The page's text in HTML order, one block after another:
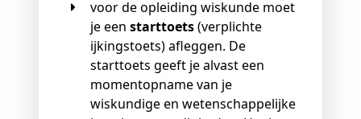
voor de opleiding wiskunde moet
je een starttoets(verplichte
ijkingstoets) afleggen. De
starttoets geeft je alvast een
momentopname van je
wiskundige en wetenschappelijke